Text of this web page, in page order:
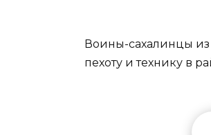
Воины-сахалинцы
пехоту и технику в